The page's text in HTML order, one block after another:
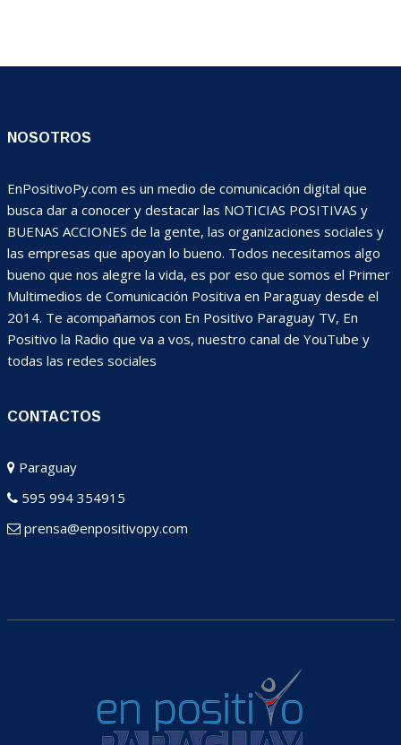
NOSOTROS
EnPositivoPy.com es un medio de comunicación digital que
busca dar a conocer y destacar las NOTICIAS POSITIVAS y
BUENAS ACCIONES de la gente, las organizaciones sociales y
las empresas que apoyan lo bueno. Todos necesitamos algo
bueno que nos alegre la vida, es por eso que somos el Primer
Multimedios de Comunicación Positiva en Paraguay desde el
2014. Te acompañamos con En Positivo Paraguay TV, En
Positivo la Radio que va a vos, nuestro canal de YouTube y
todas las redes sociales
CONTACTOS
Paraguay
595 994 354915
prensa@enpositivopy.com